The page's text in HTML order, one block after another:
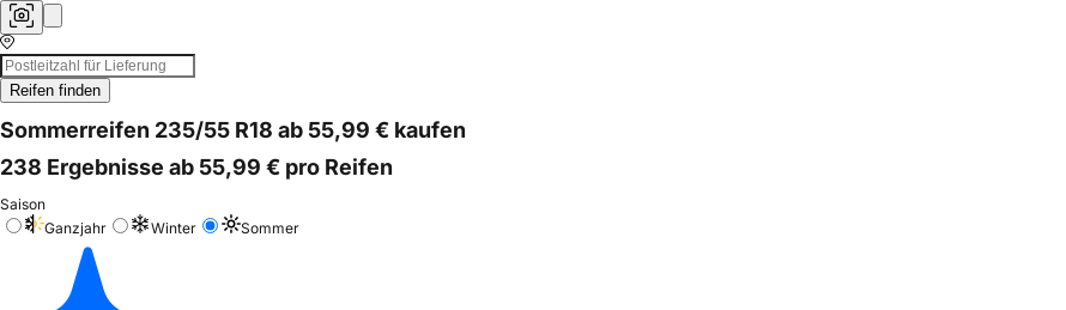
Reifen finden
Sommerreifen 235/55 R18 ab 55,99 € kaufen
238 Ergebnisse ab 55,99 € pro Reifen
Saison
Ganzjahr
Winter Sommer